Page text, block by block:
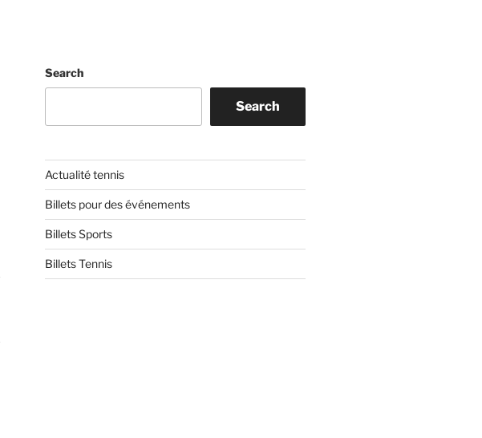
Search
Search
Actualité tennis
Billets pour des événements
Billets Sports
Billets Tennis